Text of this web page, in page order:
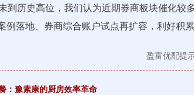
到历史高位，我们认为近期券商板块催化较
落地、券商综合账户试点再扩容，利好积
盈富优配提
：豫素康的厨房效率革命